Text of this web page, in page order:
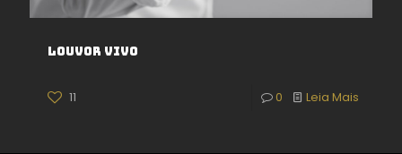
Louvor vivo
11 0 Leia Mais